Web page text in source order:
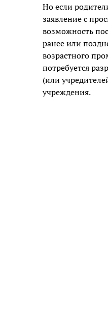
Но если
заявление с
возможность
ранее или
возрастного
потребуется
(или
учреждения.